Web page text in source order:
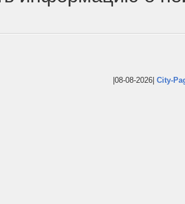
|08-08-2026| City-